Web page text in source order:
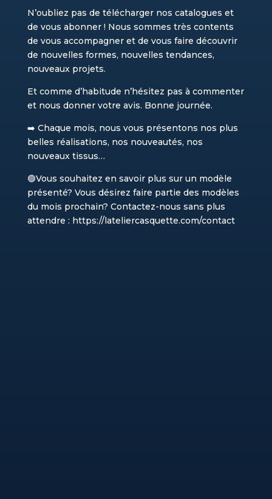
N’oubliez pas de télécharger nos catalogues et
de vous abonner ! Nous sommes très contents
de vous accompagner et de vous faire découvrir
de nouvelles formes, nouvelles tendances,
nouveaux projets.
Et comme d’habitude n’hésitez pas à commenter
et nous donner votre avis. Bonne journée.
➡️ Chaque mois, nous vous présentons nos plus
belles réalisations, nos nouveautés, nos
nouveaux tissus…
🟢Vous souhaitez en savoir plus sur un modèle
présenté? Vous désirez faire partie des modèles
du mois prochain? Contactez-nous sans plus
attendre : https://lateliercasquette.com/contact​​